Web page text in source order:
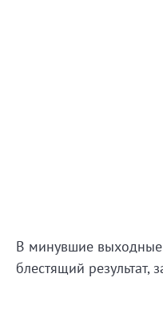
В минувшие выходные
блестящий результат,